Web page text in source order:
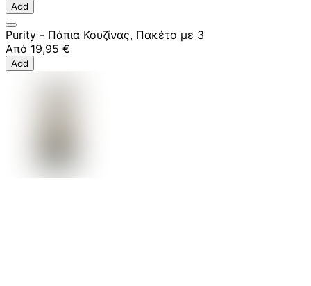
Add
Purity - Πάπια Κουζίνας, Πακέτο με 3
Από 19,95 €
Add